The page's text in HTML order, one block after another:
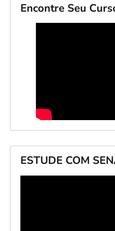
Encontre Seu
ESTUDE COM